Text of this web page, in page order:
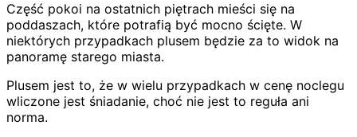
Część pokoi na ostatnich piętrach mieści się na
poddaszach, które potrafią być mocno ścięte. W
niektórych przypadkach plusem będzie za to widok na
panoramę starego miasta.
Plusem jest to, że w wielu przypadkach w cenę noclegu
wliczone jest śniadanie, choć nie jest to reguła ani
norma.